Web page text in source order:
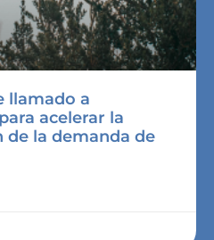
llamado a
acelerar la
de la demanda de